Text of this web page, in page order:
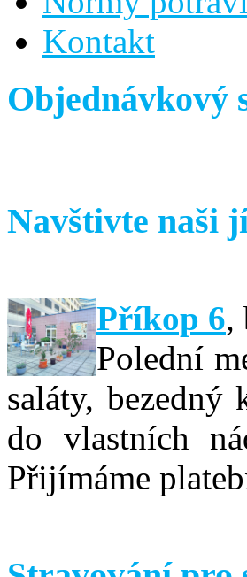
Kontakt
Objednávkový
Navštivte naši
Příkop 6,
Polední
saláty,
do vlastních
Přijímáme